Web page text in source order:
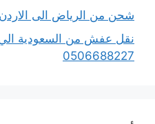
شحن من الرياض الى الاردن |
نقل عفش من السعودية الي
0506688227